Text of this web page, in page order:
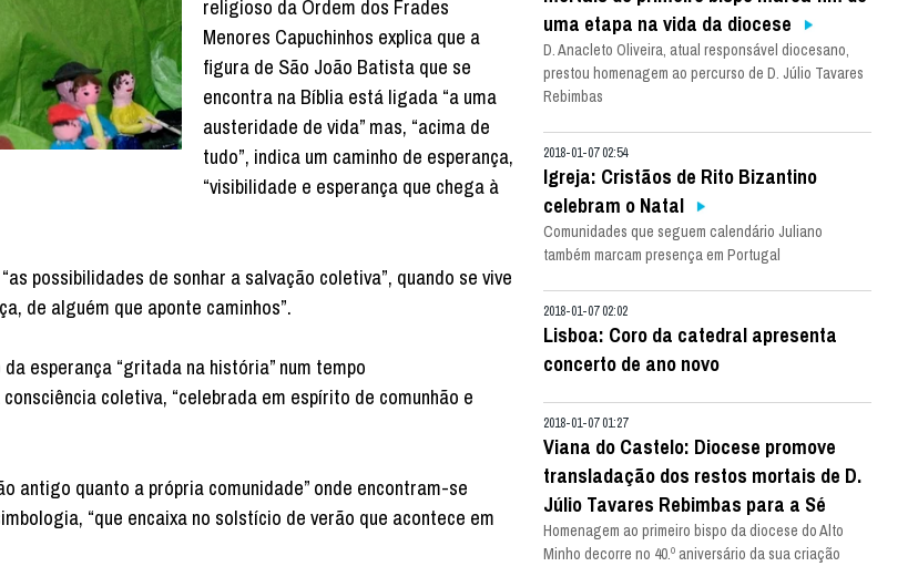
religioso da Ordem dos Frades
Menores Capuchinhos explica que a
figura de São João Batista que se
encontra na Bíblia está ligada “a uma
austeridade de vida” mas, “acima de
tudo”, indica um caminho de esperança,
“visibilidade e esperança que chega à
possibilidades de sonhar a salvação coletiva”, quando se vive
de alguém que aponte caminhos”.
esperança “gritada na história” num tempo
coletiva, “celebrada em espírito de comunhão e
antigo quanto a própria comunidade” onde encontram-se
“que encaixa no solstício de verão que acontece em
uma etapa na vida da diocese
D. Anacleto Oliveira, atual responsável diocesano,
prestou homenagem ao percurso de D. Júlio Tavares
Rebimbas
2018-01-07 02:54
Igreja: Cristãos de Rito Bizantino
celebram o Natal
Comunidades que seguem calendário Juliano
também marcam presença em Portugal
2018-01-07 02:02
Lisboa: Coro da catedral apresenta
concerto de ano novo
2018-01-07 01:27
Viana do Castelo: Diocese promove
transladação dos restos mortais de D.
Júlio Tavares Rebimbas para a Sé
Homenagem ao primeiro bispo da diocese do Alto
Minho decorre no 40.º aniversário da sua criação